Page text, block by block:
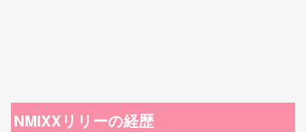
NMIXXリリーの経歴